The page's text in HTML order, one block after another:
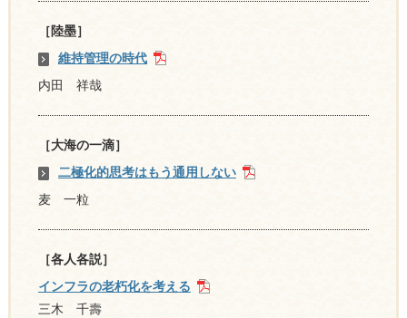
［陸墨］
維持管理の時代
内田 祥哉
［大海の一滴］
二極化的思考はもう通用しない
麦 一粒
［各人各説］
インフラの老朽化を考える
三木 千壽